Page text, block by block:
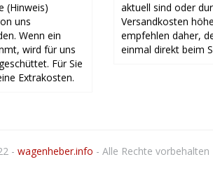
(Hinweis)
uns
Wenn ein
wird für uns
Für Sie
Extrakosten.
aktuell sind oder
Versandkosten
empfehlen daher,
einmal direkt beim
- wagenheber.info - Alle Rechte vorbehalten